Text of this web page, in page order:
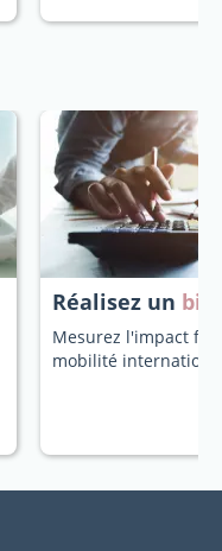
Réalisez un
Mesurez l'impact
mobilité